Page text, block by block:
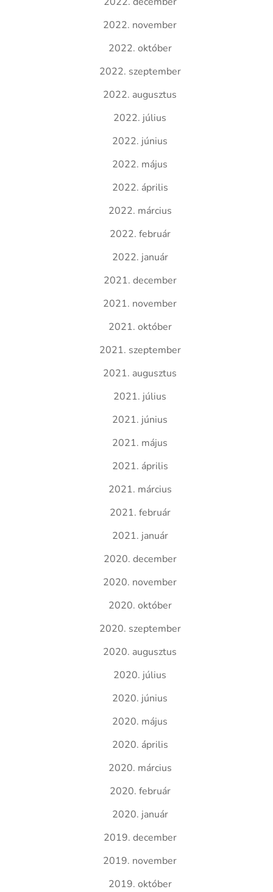
2022. november
2022. október
2022. szeptember
2022. augusztus
2022. július
2022. június
2022. május
2022. április
2022. március
2022. február
2022. január
2021. december
2021. november
2021. október
2021. szeptember
2021. augusztus
2021. július
2021. június
2021. május
2021. április
2021. március
2021. február
2021. január
2020. december
2020. november
2020. október
2020. szeptember
2020. augusztus
2020. július
2020. június
2020. május
2020. április
2020. március
2020. február
2020. január
2019. december
2019. november
2019. október